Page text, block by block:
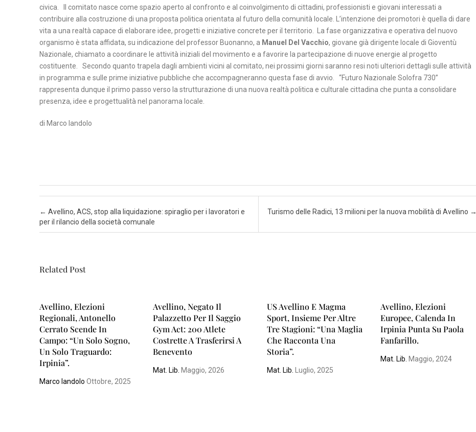
N
T
O
E
L
R
N
O
A
P
O
T
A
civica. Il comitato nasce come spazio aperto al confronto e al coinvolgimento di cittadini, professionisti e giovani interessati a
contribuire alla costruzione di una proposta politica orientata al futuro della comunità locale. L’intenzione dei promotori è quella di dare
vita a una realtà capace di elaborare idee, progetti e iniziative concrete per il territorio. La fase organizzativa e operativa del nuovo
organismo è stata affidata, su indicazione del professor Buonanno, a Manuel Del Vacchio, giovane già dirigente locale di Gioventù
Nazionale, chiamato a coordinare le attività iniziali del movimento e a favorire la partecipazione di nuove energie al progetto
costituente. Secondo quanto trapela dagli ambienti vicini al comitato, nei prossimi giorni saranno resi noti ulteriori dettagli sulle attività
in programma e sulle prime iniziative pubbliche che accompagneranno questa fase di avvio. “Futuro Nazionale Solofra 730”
rappresenta dunque il primo passo verso la strutturazione di una nuova realtà politica e culturale cittadina che punta a consolidare
presenza, idee e progettualità nel panorama locale.
di Marco Iandolo
Post navigation
← Avellino, ACS, stop alla liquidazione: spiraglio per i lavoratori e
per il rilancio della società comunale
Turismo delle Radici, 13 milioni per la nuova mobilità di Avellino →
Related Post
Avellino, Elezioni
Regionali, Antonello
Cerrato Scende In
Campo: “Un Solo Sogno,
Un Solo Traguardo:
Irpinia”.
Marco Iandolo Ottobre, 2025
Avellino, Negato Il
Palazzetto Per Il Saggio
Gym Act: 200 Atlete
Costrette A Trasferirsi A
Benevento
Mat. Lib. Maggio, 2026
US Avellino E Magma
Sport, Insieme Per Altre
Tre Stagioni: “Una Maglia
Che Racconta Una
Storia”.
Mat. Lib. Luglio, 2025
Avellino, Elezioni
Europee, Calenda In
Irpinia Punta Su Paola
Fanfarillo.
Mat. Lib. Maggio, 2024